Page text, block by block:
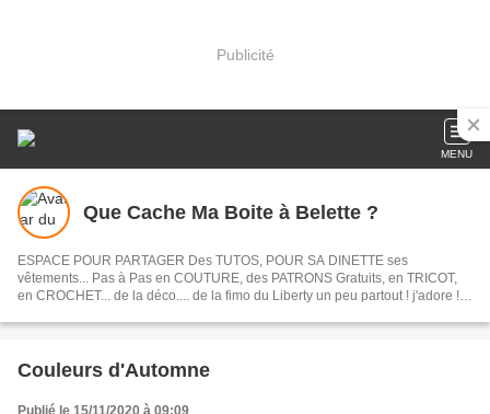
Publicité
MENU
Que Cache Ma Boite à Belette ?
ESPACE POUR PARTAGER Des TUTOS, POUR SA DINETTE ses
vêtements... Pas à Pas en COUTURE, des PATRONS Gratuits, en TRICOT,
en CROCHET... de la déco.... de la fimo du Liberty un peu partout ! j'adore !
Couleurs d'Automne
Publié le 15/11/2020 à 09:09